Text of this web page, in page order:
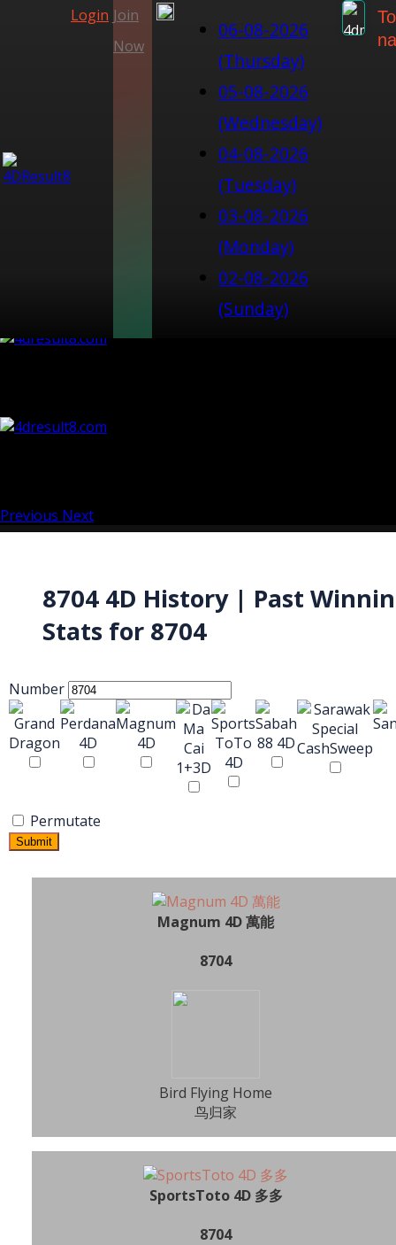
Login Join
Now
06-08-2026
(Thursday)
05-08-2026
(Wednesday)
04-08-2026
(Tuesday)
03-08-2026
(Monday)
02-08-2026
(Sunday)
Previous Next
8704 4D History | Past
Stats for 8704
Number
Permutate
Submit
Magnum 4D 萬能
8704
Bird Flying Home
鸟归家
SportsToto 4D 多多
8704